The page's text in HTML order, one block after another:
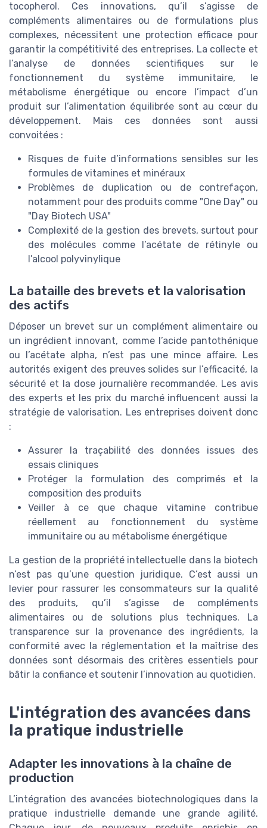
tocopherol. Ces innovations, qu’il s’agisse de
compléments alimentaires ou de formulations plus
complexes, nécessitent une protection efficace pour
garantir la compétitivité des entreprises. La collecte et
l’analyse de données scientifiques sur le
fonctionnement du système immunitaire, le
métabolisme énergétique ou encore l’impact d’un
produit sur l’alimentation équilibrée sont au cœur du
développement. Mais ces données sont aussi
convoitées :
Risques de fuite d’informations sensibles sur les
formules de vitamines et minéraux
Problèmes de duplication ou de contrefaçon,
notamment pour des produits comme "One Day" ou
"Day Biotech USA"
Complexité de la gestion des brevets, surtout pour
des molécules comme l’acétate de rétinyle ou
l’alcool polyvinylique
La bataille des brevets et la valorisation
des actifs
Déposer un brevet sur un complément alimentaire ou
un ingrédient innovant, comme l’acide pantothénique
ou l’acétate alpha, n’est pas une mince affaire. Les
autorités exigent des preuves solides sur l’efficacité, la
sécurité et la dose journalière recommandée. Les avis
des experts et les prix du marché influencent aussi la
stratégie de valorisation. Les entreprises doivent donc
:
Assurer la traçabilité des données issues des
essais cliniques
Protéger la formulation des comprimés et la
composition des produits
Veiller à ce que chaque vitamine contribue
réellement au fonctionnement du système
immunitaire ou au métabolisme énergétique
La gestion de la propriété intellectuelle dans la biotech
n’est pas qu’une question juridique. C’est aussi un
levier pour rassurer les consommateurs sur la qualité
des produits, qu’il s’agisse de compléments
alimentaires ou de solutions plus techniques. La
transparence sur la provenance des ingrédients, la
conformité avec la réglementation et la maîtrise des
données sont désormais des critères essentiels pour
bâtir la confiance et soutenir l’innovation au quotidien.
L'intégration des avancées dans
la pratique industrielle
Adapter les innovations à la chaîne de
production
L’intégration des avancées biotechnologiques dans la
pratique industrielle demande une grande agilité.